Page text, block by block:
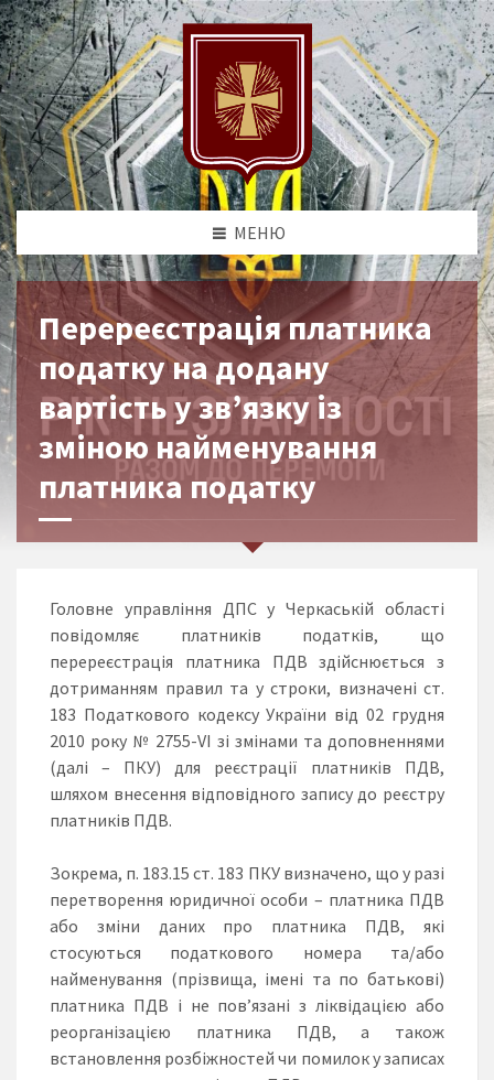
МЕНЮ
Перереєстрація платника
податку на додану
вартість у зв’язку із
зміною найменування
платника податку
Головне управління ДПС у Черкаській області
повідомляє платників податків, що
перереєстрація платника ПДВ здійснюється з
дотриманням правил та у строки, визначені ст.
183 Податкового кодексу України від 02 грудня
2010 року № 2755-VІ зі змінами та доповненнями
(далі – ПКУ) для реєстрації платників ПДВ,
шляхом внесення відповідного запису до реєстру
платників ПДВ.
Зокрема, п. 183.15 ст. 183 ПКУ визначено, що у разі
перетворення юридичної особи – платника ПДВ
або зміни даних про платника ПДВ, які
стосуються податкового номера та/або
найменування (прізвища, імені та по батькові)
платника ПДВ і не пов’язані з ліквідацією або
реорганізацією платника ПДВ, а також
встановлення розбіжностей чи помилок у записах